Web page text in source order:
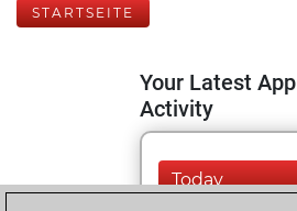
STARTSEITE
Your Latest App
Activity
Today